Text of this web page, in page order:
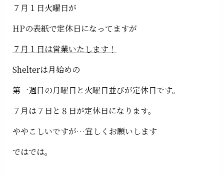
７月１日火曜日が
HPの表紙で定休日になってますが
７月１日は営業いたします！
Shelterは月始めの
第一週目の月曜日と火曜日並びが定休日です。
７月は７日と８日が定休日になります。
ややこしいですが…宜しくお願いします
ではでは。